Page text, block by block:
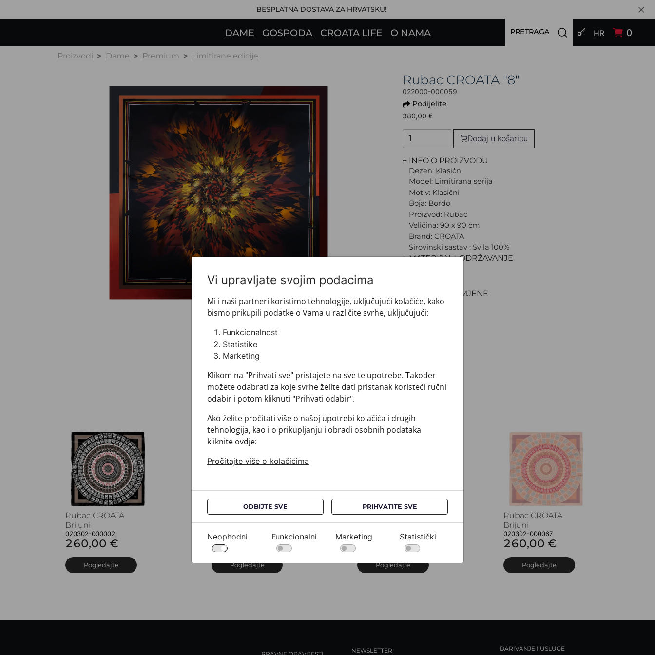
BESPLATNA DOSTAVA ZA HRVATSKU!
DAME GOSPODA CROATA LIFE O NAMA PRIJAVI SE
HR 0
PRETRAGA Open search modal
Proizvodi Dame Premium Limitirane edicije
Rubac CROATA "8"
022000-000059
Podijelite
380,00 €
Dodaj u košaricu
+ INFO O PROIZVODU
Dezen: Klasični
Model: Limitirana serija
Motiv: Klasični
Boja: Bordo
Proizvod: Rubac
Veličina: 90 x 90 cm
Brand: CROATA
Sirovinski sastav : Svila 100%
+ MATERIJAL I ODRŽAVANJE
+ POVRATI I ZAMJENE
Rubac CROATA
Brijuni
020302-000002
260,00 €
Pogledajte
Rubac CROATA
Brijuni
020302-000006
260,00 €
Pogledajte
Rubac CROATA
Brijuni
020302-000020
260,00 €
Pogledajte
Rubac CROATA
Brijuni
020302-000067
260,00 €
Pogledajte
NEWSLETTER DARIVANJE I USLUGE
Vi upravljate svojim podacima
Mi i naši partneri koristimo tehnologije, uključujući kolačiće, kako
bismo prikupili podatke o Vama u različite svrhe, uključujući:
Funkcionalnost
Statistike
Marketing
Klikom na "Prihvati sve" pristajete na sve te upotrebe. Također
možete odabrati za koje svrhe želite dati pristanak koristeći ručni
odabir i potom kliknuti "Prihvati odabir".
Ako želite pročitati više o našoj upotrebi kolačića i drugih
tehnologija, kao i o prikupljanju i obradi osobnih podataka
kliknite ovdje:
Pročitajte više o kolačićima
ODBIJTE SVE PRIHVATITE SVE
Neophodni Funkcionalni Marketing Statistički